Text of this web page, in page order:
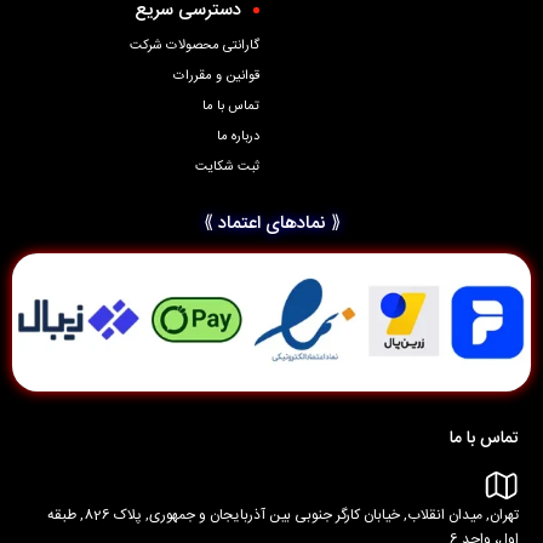
دسترسی سریع
گارانتی محصولات شرکت
قوانین و مقررات
تماس با ما
درباره ما
ثبت شکایت
⟪ نمادهای اعتماد ⟫
تماس با ما
تهران, میدان انقلاب, خیابان کارگر جنوبی بین آذربایجان و جمهوری, پلاک 826, طبقه